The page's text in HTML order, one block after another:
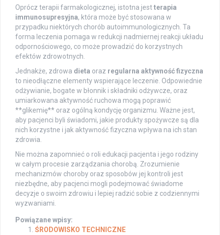
Oprócz terapii farmakologicznej, istotna jestterapia
immunosupresyjna, która może być stosowana w
przypadku niektórych chorób autoimmunologicznych. Ta
forma leczenia pomaga w redukcji nadmiernej reakcji układu
odpornościowego, co może prowadzić do korzystnych
efektów zdrowotnych.
Jednakże, zdrowa dieta oraz regularna aktywność fizyczna
to nieodłączne elementy wspierające leczenie. Odpowiednie
odżywianie, bogate w błonnik i składniki odżywcze, oraz
umiarkowana aktywność ruchowa mogą poprawić
**glikemię** oraz ogólną kondycję organizmu. Ważne jest,
aby pacjenci byli świadomi, jakie produkty spożywcze są dla
nich korzystne i jak aktywność fizyczna wpływa na ich stan
zdrowia.
Nie można zapomnieć o roli edukacji pacjenta i jego rodziny
w całym procesie zarządzania chorobą. Zrozumienie
mechanizmów choroby oraz sposobów jej kontroli jest
niezbędne, aby pacjenci mogli podejmować świadome
decyzje o swoim zdrowiu i lepiej radzić sobie z codziennymi
wyzwaniami.
Powiązane wpisy:
ŚRODOWISKO TECHNICZNE